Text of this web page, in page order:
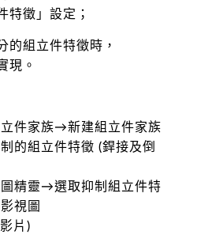
特徵」設定；
的組立件特徵時，
現。
件家族→新建組立件家族
的組立件特徵 (銲接及倒
精靈→選取抑制組立件特
視圖
片)